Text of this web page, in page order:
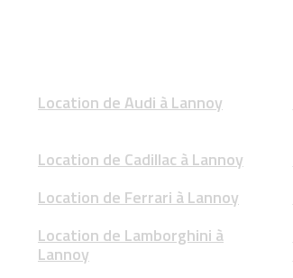
Location de Audi à Lannoy
Location de Cadillac à Lannoy
Location de Ferrari à Lannoy
Location de Lamborghini à
Lannoy